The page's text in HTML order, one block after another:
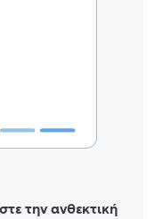
την ανθεκτική